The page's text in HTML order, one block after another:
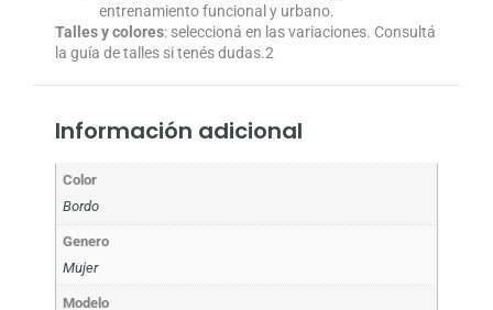
entrenamiento funcional y urbano.
Talles y colores: seleccioná en las variaciones. Consultá
la guía de talles si tenés dudas.2
Información adicional
Color
Bordo
Genero
Mujer
Modelo